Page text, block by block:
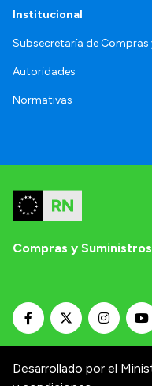
Institucional
Subsecretaría de Compras
Autoridades
Normativas
Compras y Suministros
Desarrollado por el